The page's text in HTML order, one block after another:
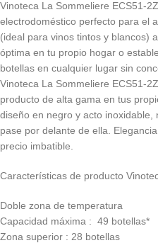
Vinoteca La Sommeliere ECS51-
electrodoméstico perfecto para el
(ideal para vinos tintos y blancos)
óptima en tu propio hogar o
botellas en cualquier lugar sin
Vinoteca La Sommeliere ECS51-
producto de alta gama en tus
diseño en negro y acto
pase por delante de ella.
precio imbatible.
Características de producto
Doble zona de temperatura
Capacidad máxima : 49 botellas*
Zona superior : 28 botellas